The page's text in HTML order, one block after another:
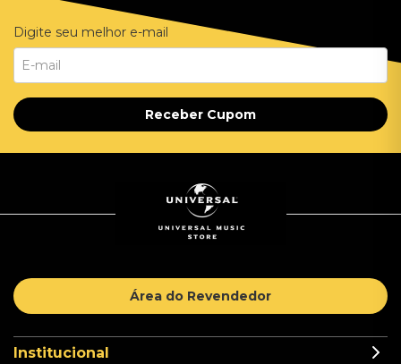
Digite seu melhor e-mail
Receber Cupom
Área do Revendedor
Institucional